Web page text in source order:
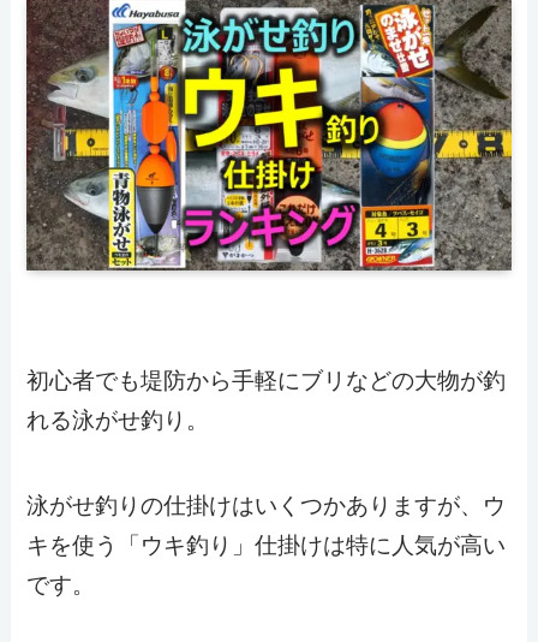
初心者でも堤防から手軽にブリなどの大物が釣
れる泳がせ釣り。
泳がせ釣りの仕掛けはいくつかありますが、ウ
キを使う「ウキ釣り」仕掛けは特に人気が高い
です。